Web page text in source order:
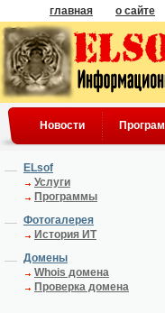
главная о сайте
Новости
ELsof
Услуги
Программы
Фотогалерея
История ИТ
Домены
Whois домена
Проверка домена